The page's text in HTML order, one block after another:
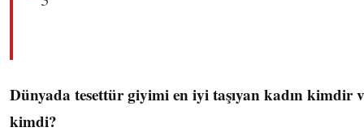
Dünyada tesettür giyimi en iyi taşıyan kadın kimdir
kimdi?